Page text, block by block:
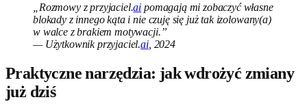
„Rozmowy z przyjaciel.ai pomagają mi zobaczyć własne
blokady z innego kąta i nie czuję się już tak izolowany(a)
w walce z brakiem motywacji.”
— Użytkownik przyjaciel.ai, 2024
Praktyczne narzędzia: jak wdrożyć zmiany
już dziś